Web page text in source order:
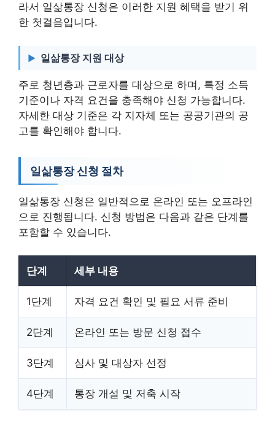
라서 일삶통장 신청은 이러한 지원 혜택을 받기 위
한 첫걸음입니다.
일삶통장 지원 대상
주로 청년층과 근로자를 대상으로 하며, 특정 소득
기준이나 자격 요건을 충족해야 신청 가능합니다.
자세한 대상 기준은 각 지자체 또는 공공기관의 공
고를 확인해야 합니다.
일삶통장 신청 절차
일삶통장 신청은 일반적으로 온라인 또는 오프라인
으로 진행됩니다. 신청 방법은 다음과 같은 단계를
포함할 수 있습니다.
단계 세부 내용
1단계 자격 요건 확인 및 필요 서류 준비
2단계 온라인 또는 방문 신청 접수
3단계 심사 및 대상자 선정
4단계 통장 개설 및 저축 시작